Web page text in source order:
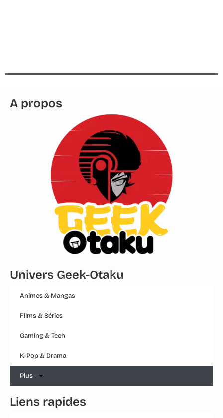
A propos
Univers Geek-Otaku
Animes & Mangas
Films & Séries
Gaming & Tech
K-Pop & Drama
Plus
Liens rapides